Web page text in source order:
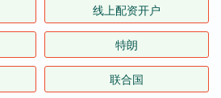
线上配资开户
特朗
联合国